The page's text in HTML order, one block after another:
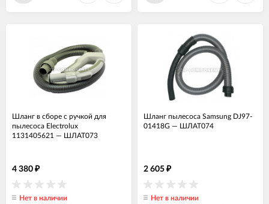
Шланг в сборе с ручкой для
пылесоса Electrolux
1131405621 — ШЛАТ073
4 380 ₽
Нет в наличии
Шланг пылесоса Samsung DJ97-
01418G — ШЛАТ074
2 605 ₽
Нет в наличии